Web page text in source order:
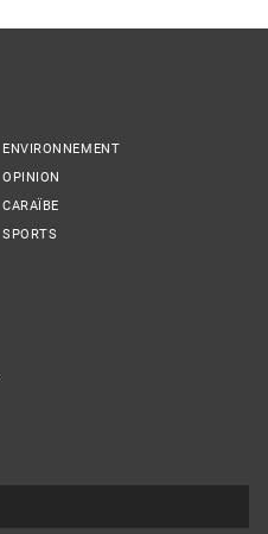
ENVIRONNEMENT
OPINION
CARAÏBE
SPORTS